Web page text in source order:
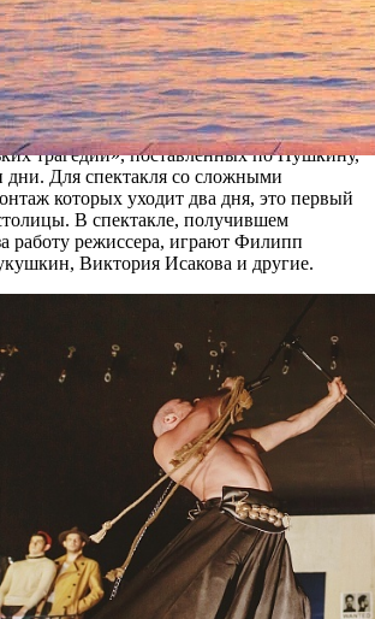
на сцене БДТ пройдут гастроли
центра», возглавляемого Кириллом
увидит два спектакля
трагедии» (18-19 февраля) и
февраля).
трагедий», поставленных по Пушкину,
дни. Для спектакля со сложными
которых уходит два дня, это первый
В спектакле, получившем
работу режиссера, играют Филипп
Виктория Исакова и другие.